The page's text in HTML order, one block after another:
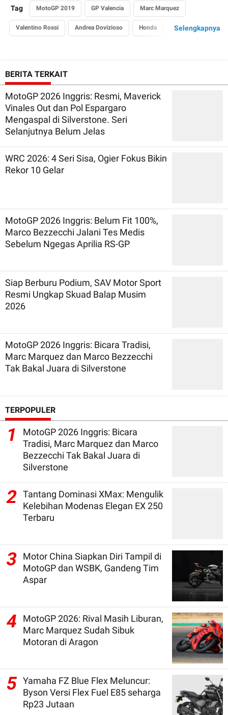
Tag MotoGP 2019 GP Valencia Marc Marquez
Valentino Rossi Andrea Dovizioso Honda Yamaha
Selengkapnya
BERITA TERKAIT
MotoGP 2026 Inggris: Resmi, Maverick
Vinales Out dan Pol Espargaro
Mengaspal di Silverstone. Seri
Selanjutnya Belum Jelas
WRC 2026: 4 Seri Sisa, Ogier Fokus Bikin
Rekor 10 Gelar
MotoGP 2026 Inggris: Belum Fit 100%,
Marco Bezzecchi Jalani Tes Medis
Sebelum Ngegas Aprilia RS-GP
Siap Berburu Podium, SAV Motor Sport
Resmi Ungkap Skuad Balap Musim
2026
MotoGP 2026 Inggris: Bicara Tradisi,
Marc Marquez dan Marco Bezzecchi
Tak Bakal Juara di Silverstone
TERPOPULER
1
MotoGP 2026 Inggris: Bicara
Tradisi, Marc Marquez dan Marco
Bezzecchi Tak Bakal Juara di
Silverstone
2 Tantang Dominasi XMax: Mengulik
Kelebihan Modenas Elegan EX 250
Terbaru
3
Motor China Siapkan Diri Tampil di
MotoGP dan WSBK, Gandeng Tim
Aspar
4
MotoGP 2026: Rival Masih Liburan,
Marc Marquez Sudah Sibuk
Motoran di Aragon
5 Yamaha FZ Blue Flex Meluncur:
Byson Versi Flex Fuel E85 seharga
Rp23 Jutaan